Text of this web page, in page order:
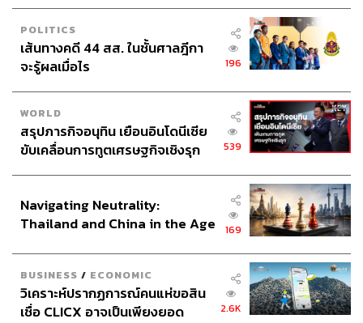
POLITICS
เส้นทางคดี 44 สส. ในชั้นศาลฎีกา
จะรู้ผลเมื่อไร
196
WORLD
สรุปภารกิจอนุทิน เยือนอินโดนีเซีย
ขับเคลื่อนการทูตเศรษฐกิจเชิงรุก
539
Navigating Neutrality:
Thailand and China in the Age
169
BUSINESS / ECONOMIC
วิเคราะห์ปรากฏการณ์คนแห่ขอสิน
เชื่อ CLICX อาจเป็นเพียงยอด
2.6K